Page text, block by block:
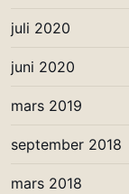
juli 2020
juni 2020
mars 2019
september 2018
mars 2018